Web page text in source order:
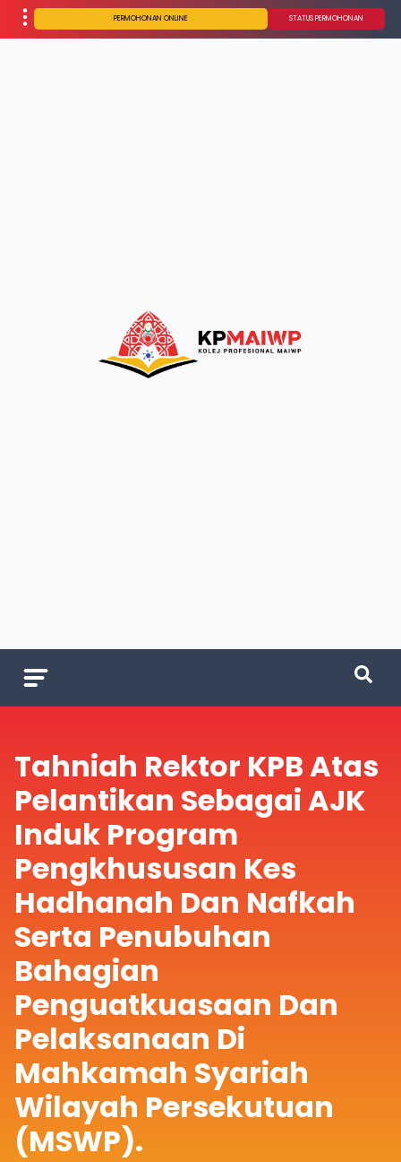
PERMOHONAN ONLINE STATUS PERMOHONAN
Tahniah Rektor KPB Atas
Pelantikan Sebagai AJK
Induk Program
Pengkhususan Kes
Hadhanah Dan Nafkah
Serta Penubuhan
Bahagian
Penguatkuasaan Dan
Pelaksanaan Di
Mahkamah Syariah
Wilayah Persekutuan
(MSWP).